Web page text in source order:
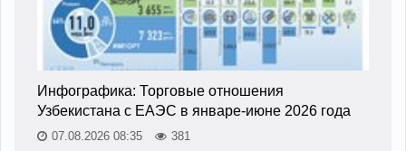
Инфографика: Торговые отношения
Узбекистана с ЕАЭС в январе-июне 2026 года
07.08.2026 08:35 381